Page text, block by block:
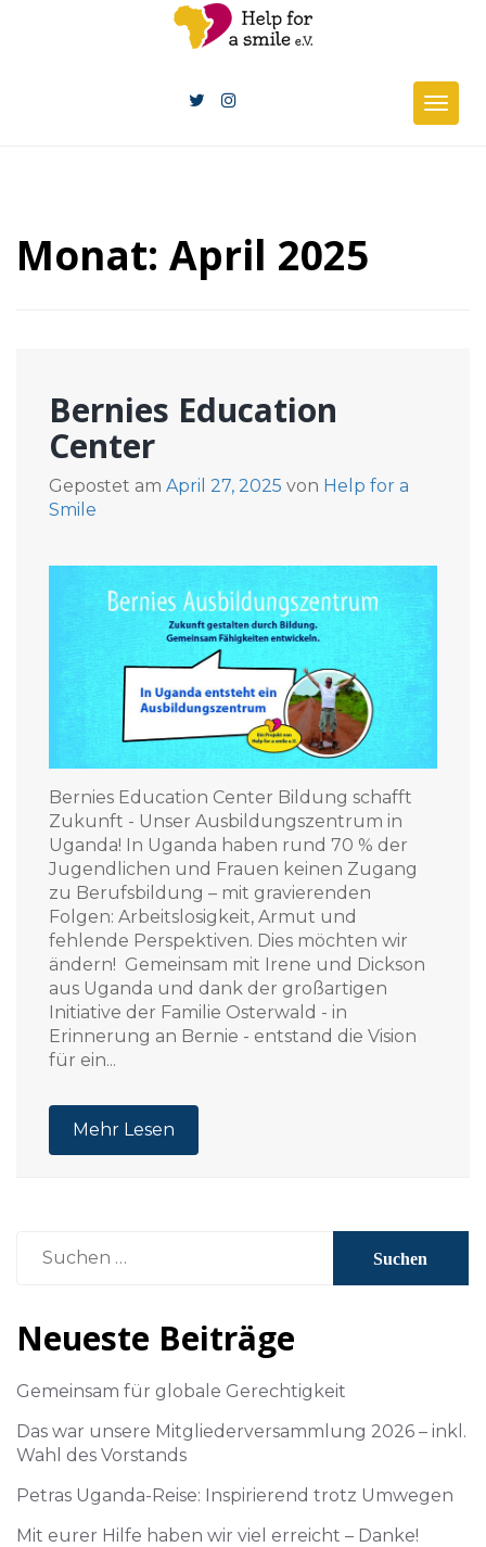
Monat: April 2025
Bernies Education
Center
Gepostet am April 27, 2025 von Help for a
Smile
Bernies Education Center Bildung schafft
Zukunft - Unser Ausbildungszentrum in
Uganda! In Uganda haben rund 70 % der
Jugendlichen und Frauen keinen Zugang
zu Berufsbildung – mit gravierenden
Folgen: Arbeitslosigkeit, Armut und
fehlende Perspektiven. Dies möchten wir
ändern! Gemeinsam mit Irene und Dickson
aus Uganda und dank der großartigen
Initiative der Familie Osterwald - in
Erinnerung an Bernie - entstand die Vision
für ein...
Mehr Lesen
nach:
Neueste Beiträge
Gemeinsam für globale Gerechtigkeit
Das war unsere Mitgliederversammlung 2026 – inkl.
Wahl des Vorstands
Petras Uganda-Reise: Inspirierend trotz Umwegen
Mit eurer Hilfe haben wir viel erreicht – Danke!